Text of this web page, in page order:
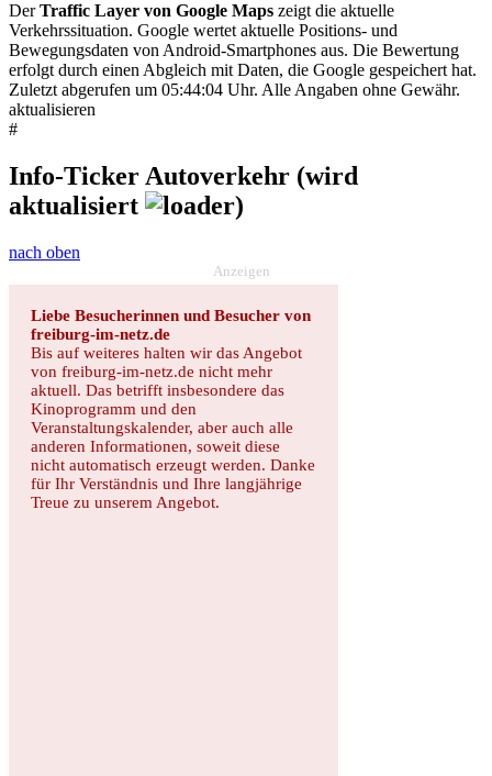
DerTraffic Layer von Google Maps zeigt die aktuelle
Verkehrssituation. Google wertet aktuelle Positions- und
Bewegungsdaten von Android-Smartphones aus. Die Bewertung
erfolgt durch einen Abgleich mit Daten, die Google gespeichert hat.
Zuletzt abgerufen um 05:44:04 Uhr. Alle Angaben ohne Gewähr.
aktualisieren
#
Info-Ticker Autoverkehr (wird
aktualisiert
)
nach oben
Anzeigen
Liebe Besucherinnen und Besucher von
freiburg-im-netz.de
Bis auf weiteres halten wir das Angebot
von freiburg-im-netz.de nicht mehr
aktuell. Das betrifft insbesondere das
Kinoprogramm und den
Veranstaltungskalender, aber auch alle
anderen Informationen, soweit diese
nicht automatisch erzeugt werden. Danke
für Ihr Verständnis und Ihre langjährige
Treue zu unserem Angebot.